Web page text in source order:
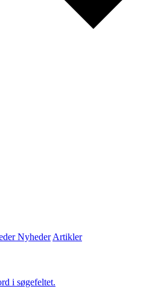
Nyheder Artikler
i søgefeltet.